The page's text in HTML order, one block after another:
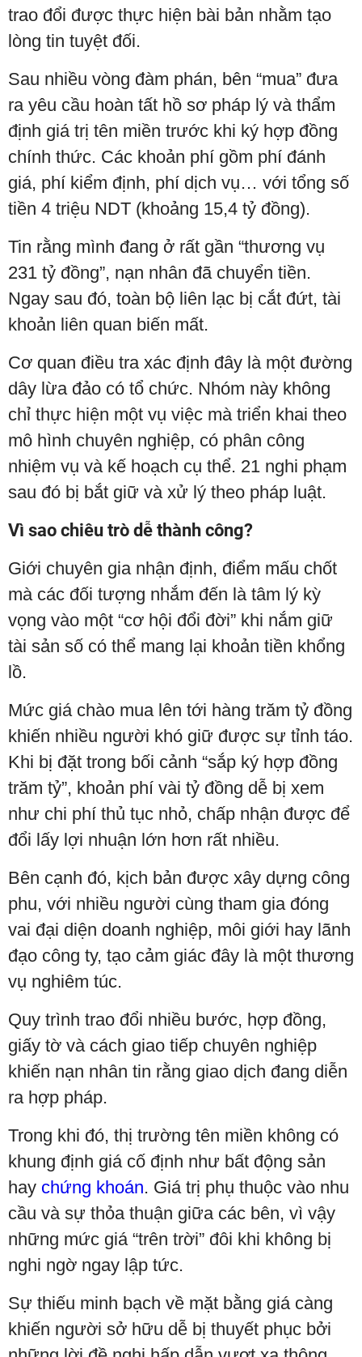
trao đổi được thực hiện bài bản nhằm tạo
lòng tin tuyệt đối.
Sau nhiều vòng đàm phán, bên “mua” đưa
ra yêu cầu hoàn tất hồ sơ pháp lý và thẩm
định giá trị tên miền trước khi ký hợp đồng
chính thức. Các khoản phí gồm phí đánh
giá, phí kiểm định, phí dịch vụ… với tổng số
tiền 4 triệu NDT (khoảng 15,4 tỷ đồng).
Tin rằng mình đang ở rất gần “thương vụ
231 tỷ đồng”, nạn nhân đã chuyển tiền.
Ngay sau đó, toàn bộ liên lạc bị cắt đứt, tài
khoản liên quan biến mất.
Cơ quan điều tra xác định đây là một đường
dây lừa đảo có tổ chức. Nhóm này không
chỉ thực hiện một vụ việc mà triển khai theo
mô hình chuyên nghiệp, có phân công
nhiệm vụ và kế hoạch cụ thể. 21 nghi phạm
sau đó bị bắt giữ và xử lý theo pháp luật.
Vì sao chiêu trò dễ thành công?
Giới chuyên gia nhận định, điểm mấu chốt
mà các đối tượng nhắm đến là tâm lý kỳ
vọng vào một “cơ hội đổi đời” khi nắm giữ
tài sản số có thể mang lại khoản tiền khổng
lồ.
Mức giá chào mua lên tới hàng trăm tỷ đồng
khiến nhiều người khó giữ được sự tỉnh táo.
Khi bị đặt trong bối cảnh “sắp ký hợp đồng
trăm tỷ”, khoản phí vài tỷ đồng dễ bị xem
như chi phí thủ tục nhỏ, chấp nhận được để
đổi lấy lợi nhuận lớn hơn rất nhiều.
Bên cạnh đó, kịch bản được xây dựng công
phu, với nhiều người cùng tham gia đóng
vai đại diện doanh nghiệp, môi giới hay lãnh
đạo công ty, tạo cảm giác đây là một thương
vụ nghiêm túc.
Quy trình trao đổi nhiều bước, hợp đồng,
giấy tờ và cách giao tiếp chuyên nghiệp
khiến nạn nhân tin rằng giao dịch đang diễn
ra hợp pháp.
Trong khi đó, thị trường tên miền không có
khung định giá cố định như bất động sản
hay chứng khoán. Giá trị phụ thuộc vào nhu
cầu và sự thỏa thuận giữa các bên, vì vậy
những mức giá “trên trời” đôi khi không bị
nghi ngờ ngay lập tức.
Sự thiếu minh bạch về mặt bằng giá càng
khiến người sở hữu dễ bị thuyết phục bởi